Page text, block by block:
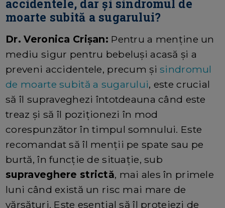
accidentele, dar și sindromul de
moarte subită a sugarului?
Dr. Veronica Crișan: Pentru a menține un
mediu sigur pentru bebeluși acasă și a
preveni accidentele, precum șisindromul
de moarte subită a sugarului, este crucial
să îl supraveghezi întotdeauna când este
treaz și să îl poziționezi în mod
corespunzător în timpul somnului. Este
recomandat să îl menții pe spate sau pe
burtă, în funcție de situație, sub
supraveghere strictă, mai ales în primele
luni când există un risc mai mare de
vărsături. Este esențial să îl protejezi de